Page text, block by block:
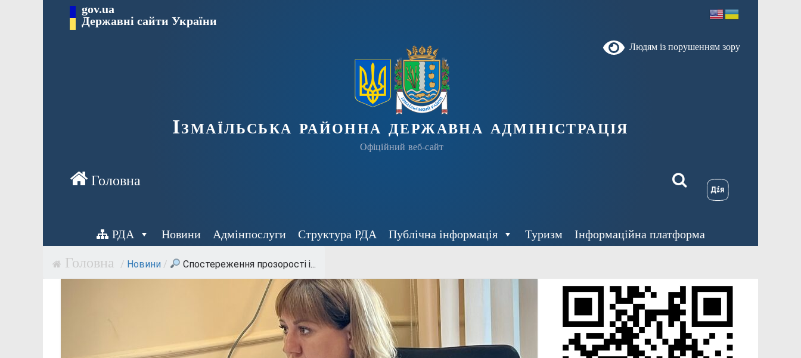
gov.ua
Державні сайти України
Людям із порушенням зору
Ізмаїльська районна державна адміністрація
Офіційний веб-сайт
РДА Новини Адмінпослуги Структура РДА Публічна інформація Туризм Інформаційна платформа
/ Новини / Спостереження прозорості і...